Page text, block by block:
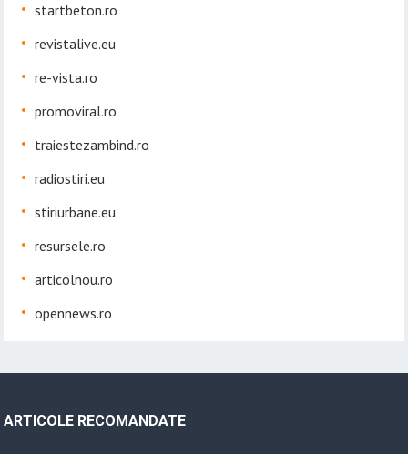
startbeton.ro
revistalive.eu
re-vista.ro
promoviral.ro
traiestezambind.ro
radiostiri.eu
stiriurbane.eu
resursele.ro
articolnou.ro
opennews.ro
ARTICOLE RECOMANDATE